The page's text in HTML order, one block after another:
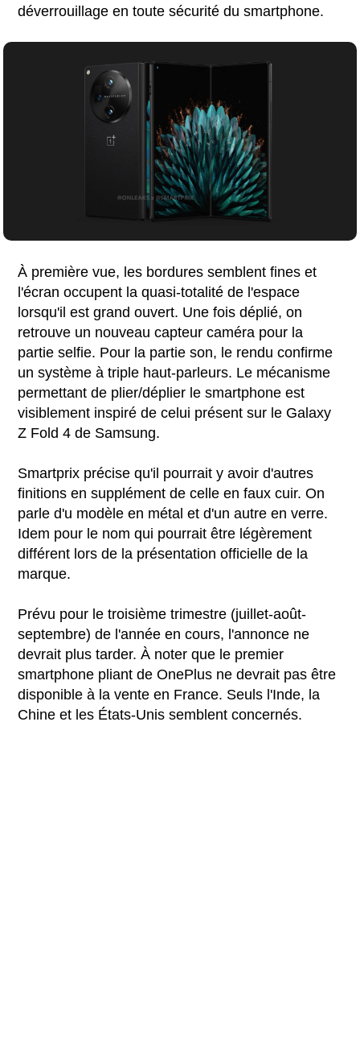
déverrouillage en toute sécurité du smartphone.
À première vue, les bordures semblent fines et
l'écran occupent la quasi-totalité de l'espace
lorsqu'il est grand ouvert. Une fois déplié, on
retrouve un nouveau capteur caméra pour la
partie selfie. Pour la partie son, le rendu confirme
un système à triple haut-parleurs. Le mécanisme
permettant de plier/déplier le smartphone est
visiblement inspiré de celui présent sur le Galaxy
Z Fold 4 de Samsung.
Smartprix précise qu'il pourrait y avoir d'autres
finitions en supplément de celle en faux cuir. On
parle d'u modèle en métal et d'un autre en verre.
Idem pour le nom qui pourrait être légèrement
différent lors de la présentation officielle de la
marque.
Prévu pour le troisième trimestre (juillet-août-
septembre) de l'année en cours, l'annonce ne
devrait plus tarder. À noter que le premier
smartphone pliant de OnePlus ne devrait pas être
disponible à la vente en France. Seuls l'Inde, la
Chine et les États-Unis semblent concernés.